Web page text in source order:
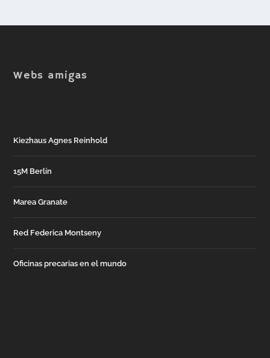
Webs amigas
Kiezhaus Agnes Reinhold
15M Berlín
Marea Granate
Red Federica Montseny
Oficinas precarias en el mundo